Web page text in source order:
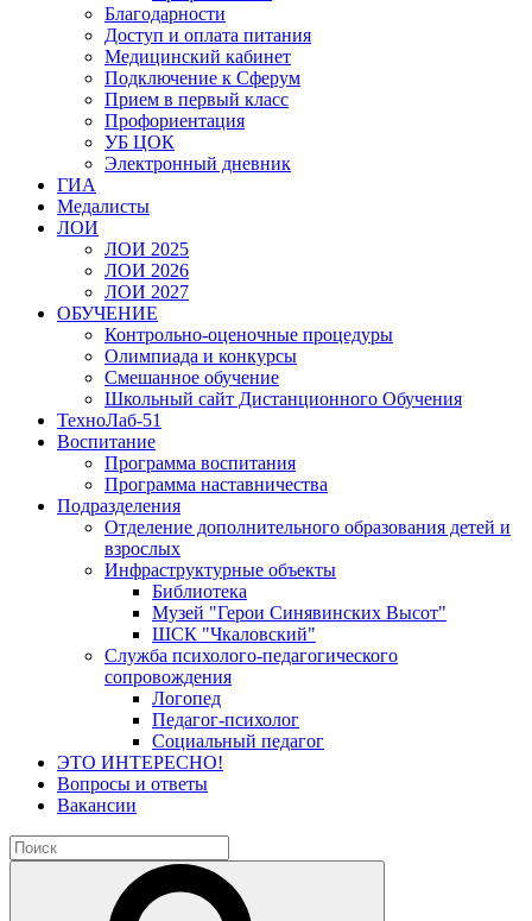
Благодарности
Доступ и оплата питания
Медицинский кабинет
Подключение к Сферум
Прием в первый класс
Профориентация
УБ ЦОК
Электронный дневник
ГИА
Медалисты
ЛОИ
ЛОИ 2025
ЛОИ 2026
ЛОИ 2027
ОБУЧЕНИЕ
Контрольно-оценочные процедуры
Олимпиада и конкурсы
Смешанное обучение
Школьный сайт Дистанционного Обучения
ТехноЛаб-51
Воспитание
Программа воспитания
Программа наставничества
Подразделения
Отделение дополнительного образования детей и
взрослых
Инфраструктурные объекты
Библиотека
Музей "Герои Синявинских Высот"
ШСК "Чкаловский"
Служба психолого-педагогического
сопровождения
Логопед
Педагог-психолог
Социальный педагог
ЭТО ИНТЕРЕСНО!
Вопросы и ответы
Вакансии